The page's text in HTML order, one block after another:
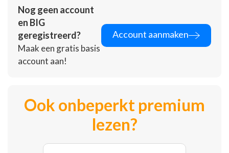
Nog geen account
en BIG
geregistreerd?
Maak een gratis basis
account aan!
Account aanmaken
Ook onbeperkt premium
lezen?